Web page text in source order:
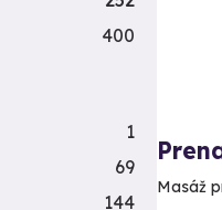
Masáž
400
1
69
144